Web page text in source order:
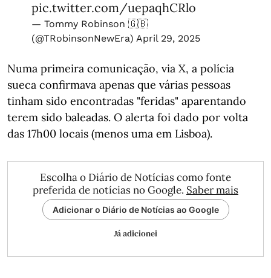
pic.twitter.com/uepaqhCRlo
— Tommy Robinson 🇬🇧
(@TRobinsonNewEra) April 29, 2025
Numa primeira comunicação, via X, a polícia
sueca confirmava apenas que várias pessoas
tinham sido encontradas "feridas" aparentando
terem sido baleadas. O alerta foi dado por volta
das 17h00 locais (menos uma em Lisboa).
Escolha o Diário de Notícias como fonte
preferida de notícias no Google. Saber mais
Adicionar o Diário de Notícias ao Google
Já adicionei